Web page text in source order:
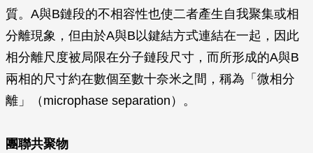
質。A與B鏈段的不相容性也使二者產生自我聚集或相
分離現象，但由於A與B以鍵結方式連結在一起，因此
相分離尺度被局限在分子鏈段尺寸，而所形成的A與B
兩相的尺寸約在數個至數十奈米之間，稱為「微相分
離」（microphase separation）。
團聯共聚物